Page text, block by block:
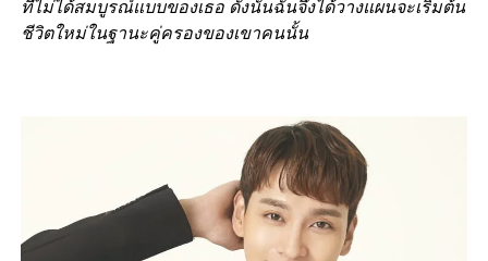
ที่ไม่ได้สมบูรณ์แบบของเธอ ดังนั้นฉันจึงได้วางแผนจะเริ่มต้น
ชีวิตใหม่ในฐานะคู่ครองของเขาคนนั้น